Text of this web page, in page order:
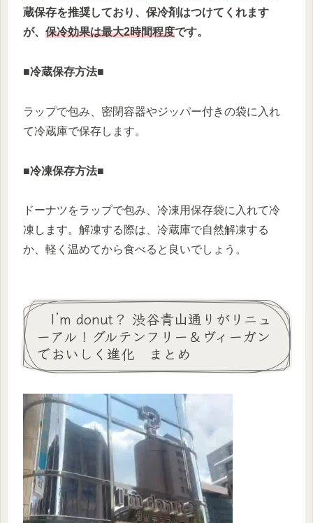
蔵保存を推奨しており、保冷剤はつけてくれます
が、 保冷効果は最大2時間程度です。
■冷蔵保存方法■
ラップで包み、密閉容器やジッパー付きの袋に入れ
て冷蔵庫で保存します。
■冷凍保存方法■
ドーナツをラップで包み、冷凍用保存袋に入れて冷
凍します。解凍する際は、冷蔵庫で自然解凍する
か、軽く温めてから食べると良いでしょう。
I’m donut？ 渋谷青山通りがリニュ
ーアル！グルテンフリー＆ヴィーガン
でおいしく進化 まとめ